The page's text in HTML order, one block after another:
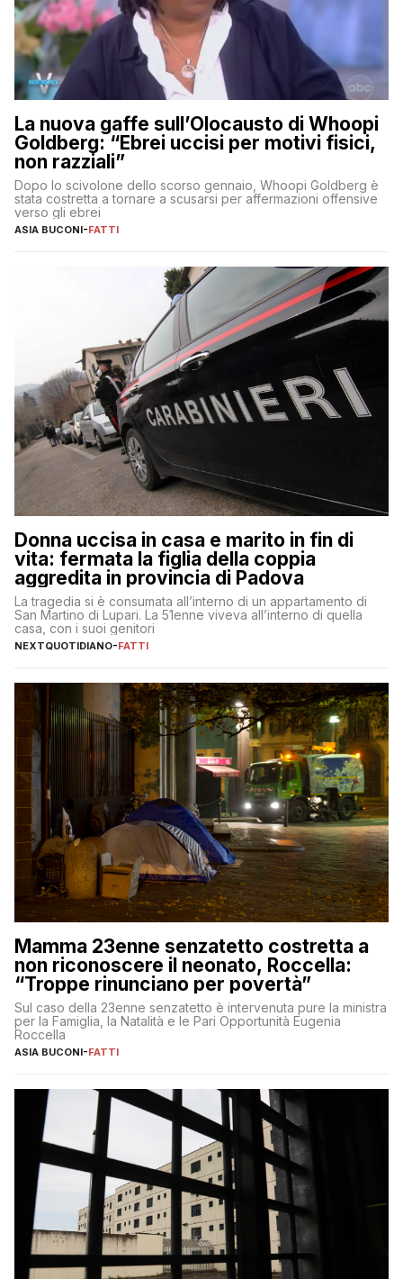
La nuova gaffe sull’Olocausto di Whoopi
Goldberg: “Ebrei uccisi per motivi fisici,
non razziali”
Dopo lo scivolone dello scorso gennaio, Whoopi Goldberg è
stata costretta a tornare a scusarsi per affermazioni offensive
verso gli ebrei
ASIA BUCONI-FATTI
Donna uccisa in casa e marito in fin di
vita: fermata la figlia della coppia
aggredita in provincia di Padova
La tragedia si è consumata all’interno di un appartamento di
San Martino di Lupari. La 51enne viveva all’interno di quella
casa, con i suoi genitori
NEXTQUOTIDIANO-FATTI
Mamma 23enne senzatetto costretta a
non riconoscere il neonato, Roccella:
“Troppe rinunciano per povertà”
Sul caso della 23enne senzatetto è intervenuta pure la ministra
per la Famiglia, la Natalità e le Pari Opportunità Eugenia
Roccella
ASIA BUCONI-FATTI